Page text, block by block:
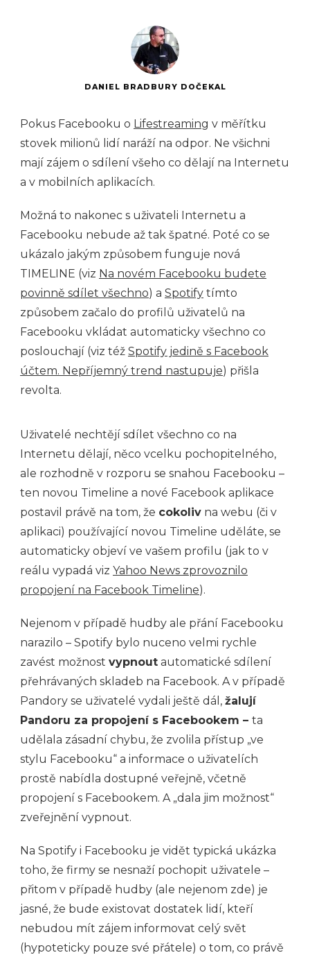
DANIEL BRADBURY DOČEKAL
Pokus Facebooku o Lifestreaming v měřítku
stovek milionů lidí naráží na odpor. Ne všichni
mají zájem o sdílení všeho co dělají na Internetu
a v mobilních aplikacích.
Možná to nakonec s uživateli Internetu a
Facebooku nebude až tak špatné. Poté co se
ukázalo jakým způsobem funguje nová
TIMELINE (viz Na novém Facebooku budete
povinně sdílet všechno) a Spotify tímto
způsobem začalo do profilů uživatelů na
Facebooku vkládat automaticky všechno co
poslouchají (viz též Spotify jedině s Facebook
účtem. Nepříjemný trend nastupuje) přišla
revolta.
Uživatelé nechtějí sdílet všechno co na
Internetu dělají, něco vcelku pochopitelného,
ale rozhodně v rozporu se snahou Facebooku –
ten novou Timeline a nové Facebook aplikace
postavil právě na tom, že cokoliv na webu (či v
aplikaci) používající novou Timeline uděláte, se
automaticky objeví ve vašem profilu (jak to v
reálu vypadá viz Yahoo News zprovoznilo
propojení na Facebook Timeline).
Nejenom v případě hudby ale přání Facebooku
narazilo – Spotify bylo nuceno velmi rychle
zavést možnost vypnout automatické sdílení
přehrávaných skladeb na Facebook. A v případě
Pandory se uživatelé vydali ještě dál, žalují
Pandoru za propojení s Facebookem – ta
udělala zásadní chybu, že zvolila přístup „ve
stylu Facebooku“ a informace o uživatelích
prostě nabídla dostupné veřejně, včetně
propojení s Facebookem. A „dala jim možnost“
zveřejnění vypnout.
Na Spotify i Facebooku je vidět typická ukázka
toho, že firmy se nesnaží pochopit uživatele –
přitom v případě hudby (ale nejenom zde) je
jasné, že bude existovat dostatek lidí, kteří
nebudou mít zájem informovat celý svět
(hypoteticky pouze své přátele) o tom, co právě